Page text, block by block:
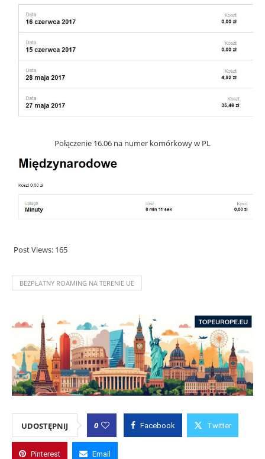
Połączenie 16.06 na numer komórkowy w PL
Post Views: 165
BEZPŁATNY ROAMING NA TERENIE UE
UDOSTĘPNIJ 0 Facebook Twitter
Pinterest Email